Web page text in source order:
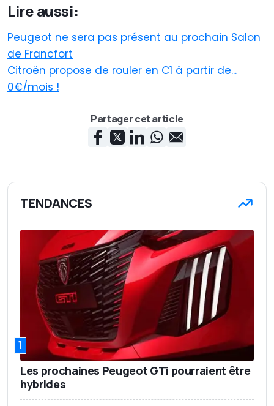
Lire aussi:
Peugeot ne sera pas présent au prochain Salon
de Francfort
Citroën propose de rouler en C1 à partir de...
0€/mois !
Partager cet article
TENDANCES
1
Les prochaines Peugeot GTi pourraient être
hybrides